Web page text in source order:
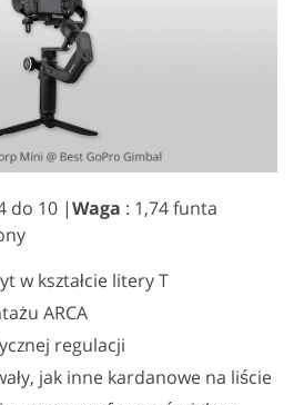
do 10 |Waga : 1,74 funta
w kształcie litery T
ARCA
regulacji
jak inne kardanowe na liście